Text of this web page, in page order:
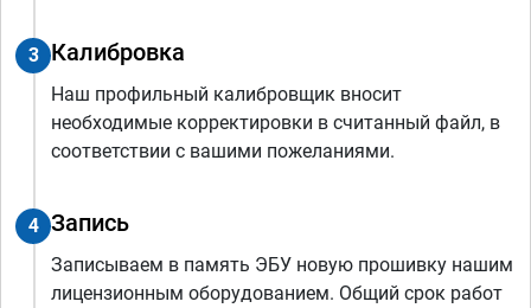
3 Калибровка
Наш профильный калибровщик вносит
необходимые корректировки в считанный файл, в
соответствии с вашими пожеланиями.
4 Запись
Записываем в память ЭБУ новую прошивку нашим
лицензионным оборудованием. Общий срок работ